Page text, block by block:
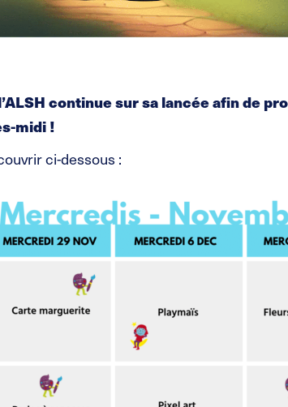
continue sur sa lancée afin de
midi !
ci-dessous :